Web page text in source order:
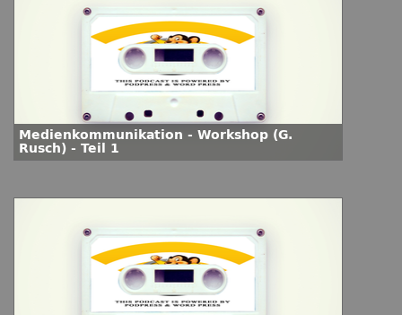
Medienkommunikation - Workshop (G.
Rusch) - Teil 1